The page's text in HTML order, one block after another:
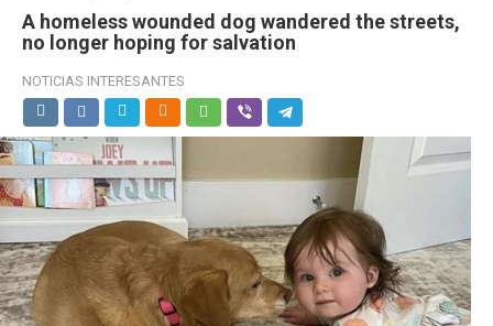
A homeless wounded dog wandered the streets,
no longer hoping for salvation
NOTICIAS INTERESANTES